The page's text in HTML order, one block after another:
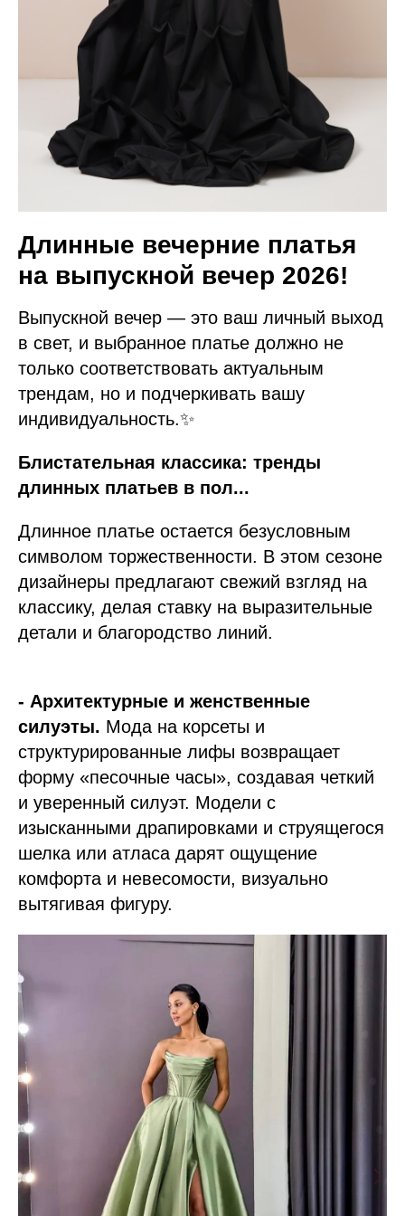
Длинные вечерние платья
на выпускной вечер 2026!
Выпускной вечер — это ваш личный выход
в свет, и выбранное платье должно не
только соответствовать актуальным
трендам, но и подчеркивать вашу
индивидуальность.✨
Блистательная классика: тренды
длинных платьев в пол...
Длинное платье остается безусловным
символом торжественности. В этом сезоне
дизайнеры предлагают свежий взгляд на
классику, делая ставку на выразительные
детали и благородство линий.
- Архитектурные и женственные
силуэты. Мода на корсеты и
структурированные лифы возвращает
форму «песочные часы», создавая четкий
и уверенный силуэт. Модели с
изысканными драпировками и струящегося
шелка или атласа дарят ощущение
комфорта и невесомости, визуально
вытягивая фигуру.